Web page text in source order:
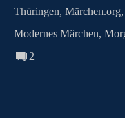
Thüringen, Märchen.org,
Modernes Märchen,
2